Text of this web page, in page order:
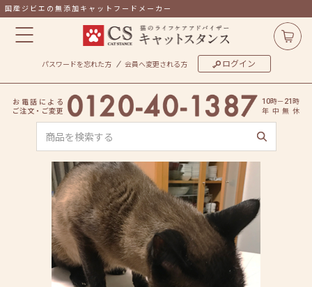
国産ジビエの無添加キャットフードメーカー
パスワードを忘れた方 会員へ変更される方 ログイン
お 電話 に よ る
ご注文 ・ ご変更
10時－21 時
年 中 無 休